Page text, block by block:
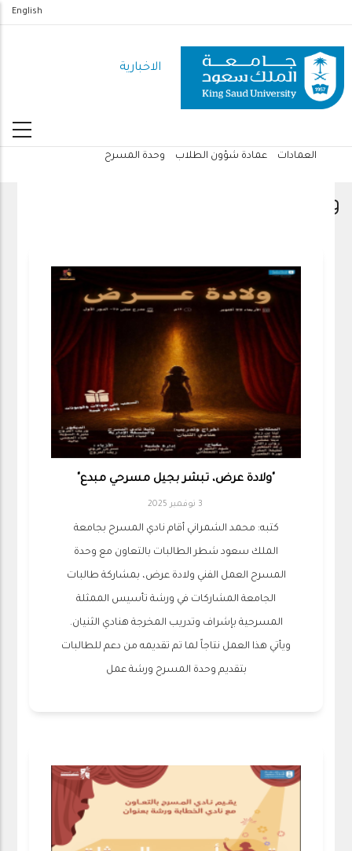
المحتوى
الرئيسي
English
الاخبارية
العمادات عمادة شؤون الطلاب وحدة المسرح
وحدة المسرح
"ولادة عرض، تبشر بجيل مسرحي مبدع"
3 نوفمبر 2025
كتبه: محمد الشمراني أقام نادي المسرح بجامعة
الملك سعود شطر الطالبات بالتعاون مع وحدة
المسرح العمل الفني ولادة عرض، بمشاركة طالبات
الجامعة المشاركات في ورشة تأسيس الممثلة
المسرحية بإشراف وتدريب المخرجة هنادي الثنيان.
ويأتي هذا العمل نتاجاً لما تم تقديمه من دعم للطالبات
بتقديم وحدة المسرح ورشة عمل